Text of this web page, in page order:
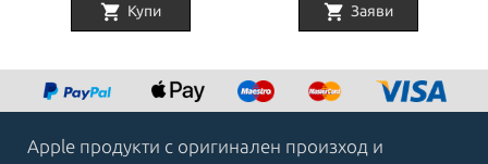
shopping_cart Купи shopping_cart Заяви
8
Apple продукти с оригинален произход и